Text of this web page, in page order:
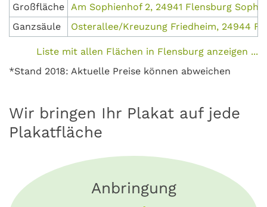
Großfläche Am Sophienhof 2, 24941 Flensburg
Ganzsäule
Osterallee/Kreuzung Friedheim, 24944
Liste mit allen Flächen in Flensburg anzeigen ...
*Stand 2018: Aktuelle Preise können abweichen
Wir bringen Ihr Plakat auf jede
Plakatfläche
Anbringung